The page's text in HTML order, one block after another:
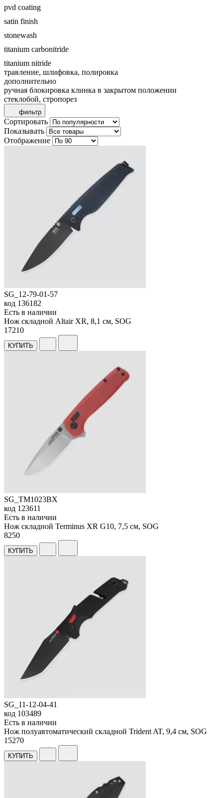
pvd coating
satin finish
stonewash
titanium carbonitride
titanium nitride
травление, шлифовка, полировка
дополнительно
ручная блокировка клинка в закрытом положении
стеклобой, стропорез
фильтр
Сортировать
Показывать
Отображение
SG_12-79-01-57
код 136182
Есть в наличии
Нож складной Altair XR, 8,1 см, SOG
17210
КУПИТЬ
SG_TM1023BX
код 123611
Есть в наличии
Нож складной Terminus XR G10, 7,5 см, SOG
8250
КУПИТЬ
SG_11-12-04-41
код 103489
Есть в наличии
Нож полуавтоматический складной Trident AT, 9,4 см, SOG
15270
КУПИТЬ